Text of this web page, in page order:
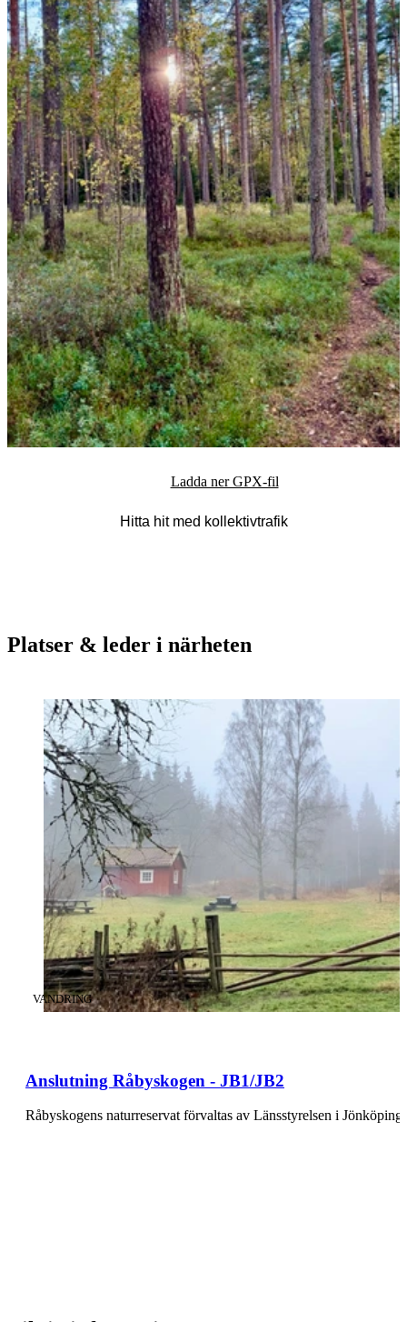
Ladda ner GPX-fil
Hitta hit med kollektivtrafik
Platser & leder i närheten
Anslutning Råbyskogen - JB1/JB2
KATEGORI:
VANDRING
Råbyskogens naturreservat förvaltas av Länsstyrelsen i